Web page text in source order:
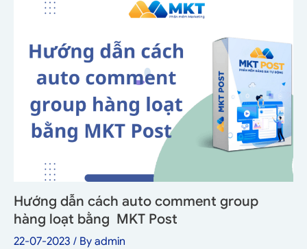
Hướng dẫn cách auto comment group
hàng loạt bằng MKT Post
22-07-2023 / By admin